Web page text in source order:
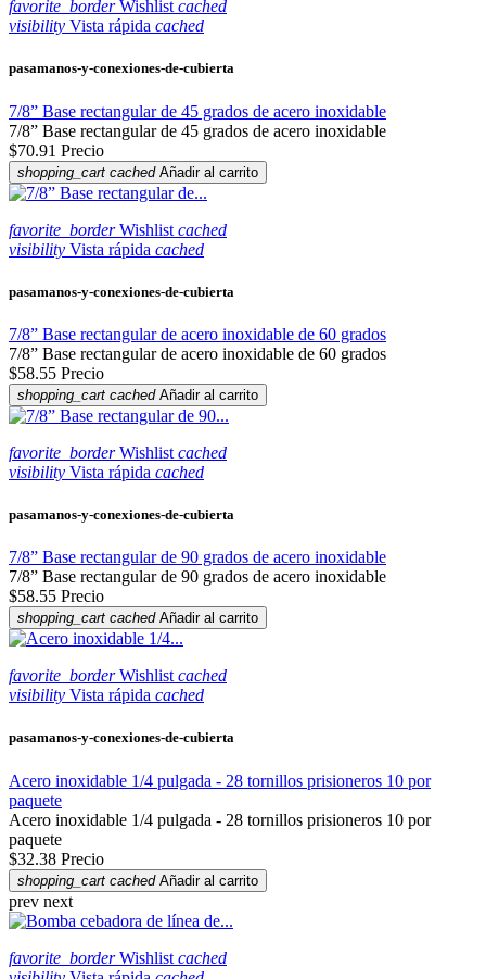
favorite_border Wishlist cached
visibility Vista rápida cached
pasamanos-y-conexiones-de-cubierta
7/8” Base rectangular de 45 grados de acero inoxidable
7/8” Base rectangular de 45 grados de acero inoxidable
$70.91 Precio
shopping_cart cached Añadir al carrito
favorite_border Wishlist cached
visibility Vista rápida cached
pasamanos-y-conexiones-de-cubierta
7/8” Base rectangular de acero inoxidable de 60 grados
7/8” Base rectangular de acero inoxidable de 60 grados
$58.55 Precio
shopping_cart cached Añadir al carrito
favorite_border Wishlist cached
visibility Vista rápida cached
pasamanos-y-conexiones-de-cubierta
7/8” Base rectangular de 90 grados de acero inoxidable
7/8” Base rectangular de 90 grados de acero inoxidable
$58.55 Precio
shopping_cart cached Añadir al carrito
favorite_border Wishlist cached
visibility Vista rápida cached
pasamanos-y-conexiones-de-cubierta
Acero inoxidable 1/4 pulgada - 28 tornillos prisioneros 10 por
paquete
Acero inoxidable 1/4 pulgada - 28 tornillos prisioneros 10 por
paquete
$32.38 Precio
shopping_cart cached Añadir al carrito
prev next
favorite_border Wishlist cached